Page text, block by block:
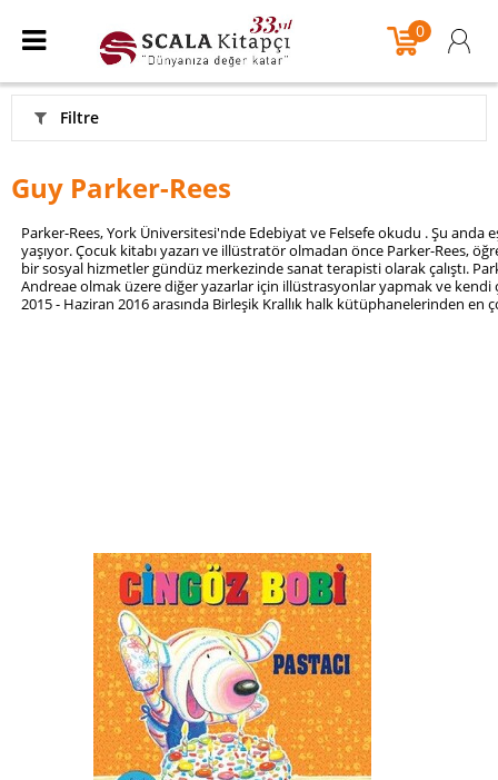
0
Filtre
Guy Parker-Rees
Parker-Rees, York Üniversitesi'nde Edebiyat ve Felsefe okudu . Şu
yaşıyor. Çocuk kitabı yazarı ve illüstratör olmadan önce Parker-Rees,
bir sosyal hizmetler gündüz merkezinde sanat terapisti olarak çalıştı.
Andreae olmak üzere diğer yazarlar için illüstrasyonlar yapmak ve kendi
2015 - Haziran 2016 arasında Birleşik Krallık halk kütüphanelerinden en